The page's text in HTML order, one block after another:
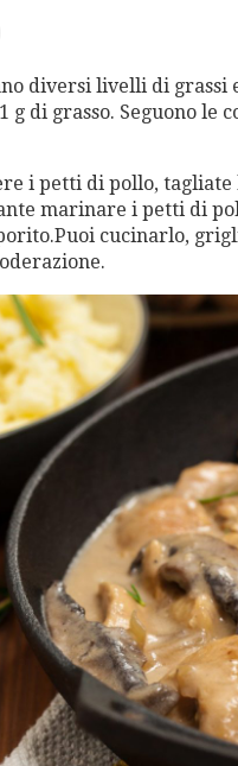
diversi livelli di grassi
g di grasso. Seguono le
i petti di pollo,
marinare i petti di
cucinarlo,